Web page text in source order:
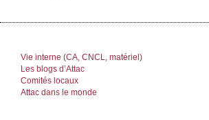
Vie interne (CA, CNCL, matériel)
Les blogs d’Attac
Comités locaux
Attac dans le monde